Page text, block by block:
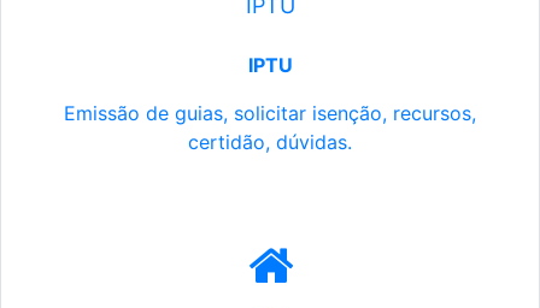
IPTU
IPTU
Emissão de guias, solicitar isenção, recursos,
certidão, dúvidas.